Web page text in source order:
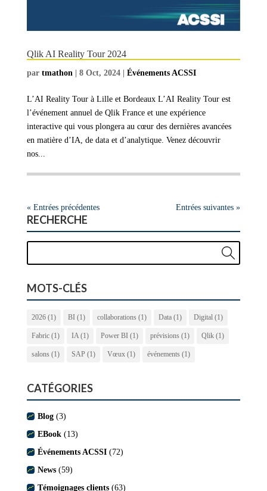
Qlik AI Reality Tour 2024
par tmathon 8 Oct, 2024| Événements ACSSI
L’AI Reality Tour à Lille et Bordeaux L’AI Reality Tour est
l’événement annuel de Qlik France et une expérience
interactive qui vous plongera au cœur des dernières avancées
en matière d’IA, de data et d’analytique. Venez découvrir
nos...
« Entrées précédentes Entrées suivantes »
RECHERCHE
MOTS-CLÉS
2026(1) BI(1) collaborations(1) Data(1) Digital(1)
Fabric(1) IA(1) Power BI(1) prévisions(1) Qlik(1)
salons(1) SAP (1) Vœux(1) événements(1)
CATÉGORIES
Blog(3)
EBook(13)
Événements ACSSI(72)
News(59)
Témoignages clients(63)